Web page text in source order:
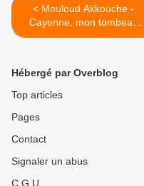
< Mouloud Akkouche -
Cayenne, mon tombeau
(Premières pages lues par
Hébergé par Overblog
Top articles
Pages
Contact
Signaler un abus
C.G.U.